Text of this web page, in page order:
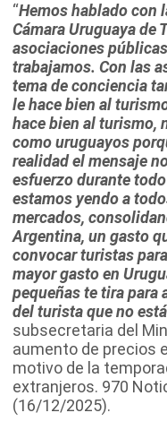
“Hemos hablado con
Cámara Uruguaya de
asociaciones
trabajamos. Con las
tema de conciencia
le hace bien al
hace bien al turismo,
como uruguayos
realidad el mensaje
esfuerzo durante
estamos yendo a
mercados,
Argentina, un gasto
convocar turistas
mayor gasto en
pequeñas te tira para
del turista que no
subsecretaria del
aumento de precios
motivo de la
extranjeros. 970
(16/12/2025).